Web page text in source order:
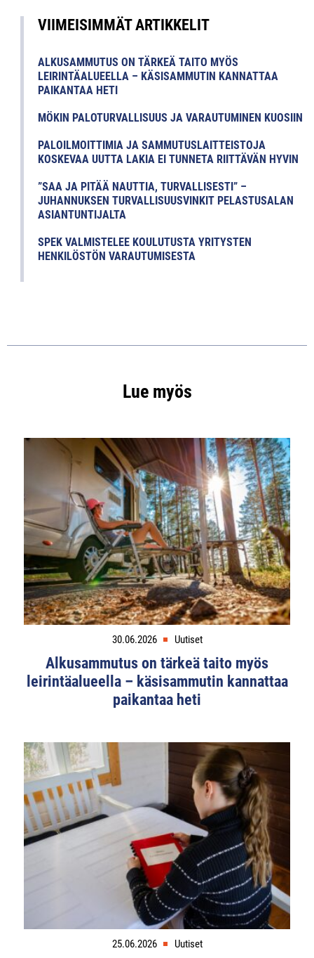
VIIMEISIMMÄT ARTIKKELIT
ALKUSAMMUTUS ON TÄRKEÄ TAITO MYÖS
LEIRINTÄALUEELLA – KÄSISAMMUTIN KANNATTAA
PAIKANTAA HETI
MÖKIN PALOTURVALLISUUS JA VARAUTUMINEN KUOSIIN
PALOILMOITTIMIA JA SAMMUTUSLAITTEISTOJA
KOSKEVAA UUTTA LAKIA EI TUNNETA RIITTÄVÄN HYVIN
”SAA JA PITÄÄ NAUTTIA, TURVALLISESTI” –
JUHANNUKSEN TURVALLISUUSVINKIT PELASTUSALAN
ASIANTUNTIJALTA
SPEK VALMISTELEE KOULUTUSTA YRITYSTEN
HENKILÖSTÖN VARAUTUMISESTA
Lue myös
30.06.2026 Uutiset
Alkusammutus on tärkeä taito myös
leirintäalueella – käsisammutin kannattaa
paikantaa heti
25.06.2026 Uutiset